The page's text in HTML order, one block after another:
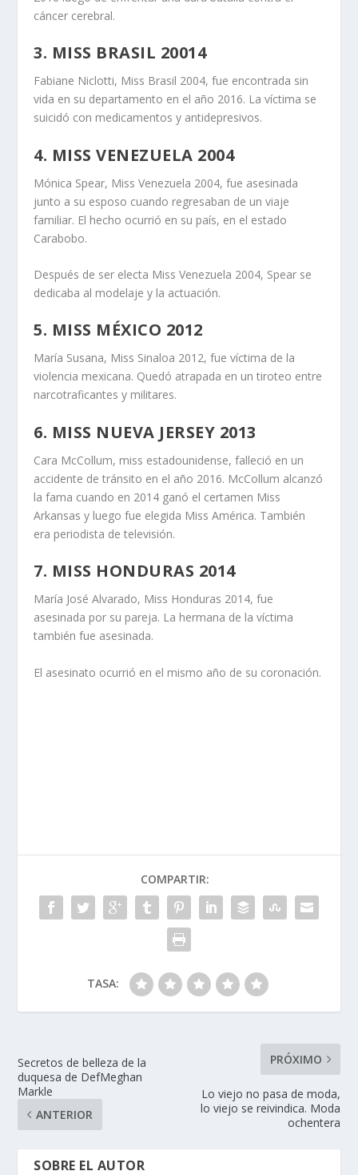
cáncer cerebral.
3. MISS BRASIL 20014
Fabiane Niclotti, Miss Brasil 2004, fue encontrada sin
vida en su departamento en el año 2016. La víctima se
suicidó con medicamentos y antidepresivos.
4. MISS VENEZUELA 2004
Mónica Spear, Miss Venezuela 2004, fue asesinada
junto a su esposo cuando regresaban de un viaje
familiar. El hecho ocurrió en su país, en el estado
Carabobo.
Después de ser electa Miss Venezuela 2004, Spear se
dedicaba al modelaje y la actuación.
5. MISS MÉXICO 2012
María Susana, Miss Sinaloa 2012, fue víctima de la
violencia mexicana. Quedó atrapada en un tiroteo entre
narcotraficantes y militares.
6. MISS NUEVA JERSEY 2013
Cara McCollum, miss estadounidense, falleció en un
accidente de tránsito en el año 2016. McCollum alcanzó
la fama cuando en 2014 ganó el certamen Miss
Arkansas y luego fue elegida Miss América. También
era periodista de televisión.
7. MISS HONDURAS 2014
María José Alvarado, Miss Honduras 2014, fue
asesinada por su pareja. La hermana de la víctima
también fue asesinada.
El asesinato ocurrió en el mismo año de su coronación.
COMPARTIR:
TASA:
Secretos de belleza de la
duquesa de DefMeghan
Markle
ANTERIOR
PRÓXIMO
Lo viejo no pasa de moda,
lo viejo se reivindica. Moda
ochentera
SOBRE EL AUTOR